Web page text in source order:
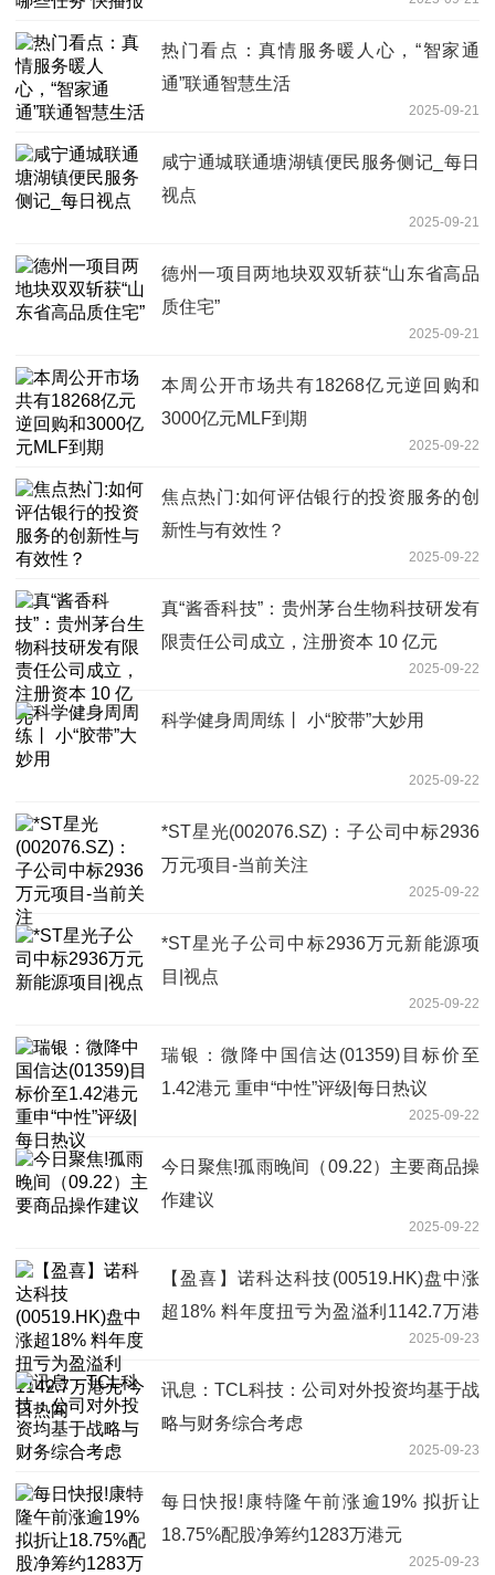
热门看点：真情服务暖人心，“智家通
通”联通智慧生活
2025-09-21
咸宁通城联通塘湖镇便民服务侧记_每日
视点
2025-09-21
德州一项目两地块双双斩获“山东省高品
质住宅”
2025-09-21
本周公开市场共有18268亿元逆回购和
3000亿元MLF到期
2025-09-22
焦点热门:如何评估银行的投资服务的创
新性与有效性？
2025-09-22
真“酱香科技”：贵州茅台生物科技研发有
限责任公司成立，注册资本 10 亿元
2025-09-22
科学健身周周练丨 小“胶带”大妙用
2025-09-22
*ST星光(002076.SZ)：子公司中标2936
万元项目-当前关注
2025-09-22
*ST星光子公司中标2936万元新能源项
目|视点
2025-09-22
瑞银：微降中国信达(01359)目标价至
1.42港元 重申“中性”评级|每日热议
2025-09-22
今日聚焦!孤雨晚间（09.22）主要商品操
作建议
2025-09-22
【盈喜】诺科达科技(00519.HK)盘中涨
超18% 料年度扭亏为盈溢利1142.7万港
2025-09-23
讯息：TCL科技：公司对外投资均基于战
略与财务综合考虑
2025-09-23
每日快报!康特隆午前涨逾19% 拟折让
18.75%配股净筹约1283万港元
2025-09-23